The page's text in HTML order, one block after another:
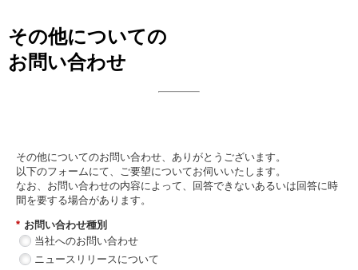
その他についての
お問い合わせ
その他についてのお問い合わせ、ありがとうございます。
以下のフォームにて、ご要望についてお伺いいたします。
なお、お問い合わせの内容によって、回答できないあるいは回答に時
間を要する場合があります。
* お問い合わせ種別
当社へのお問い合わせ
ニュースリリースについて